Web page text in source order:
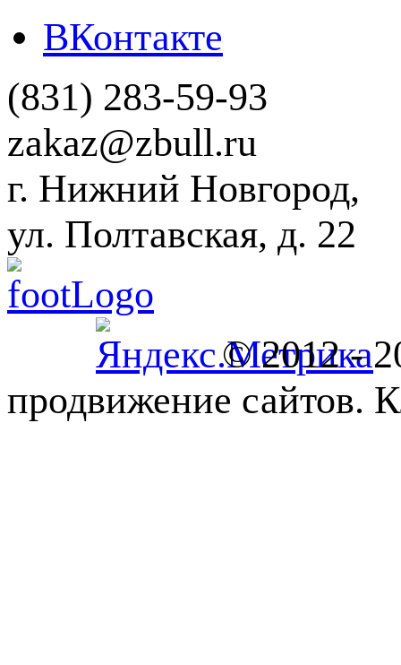
ВКонтакте
(831) 283-59-93
zakaz@zbull.ru
г. Нижний Новгород,
ул. Полтавская, д. 22
© 2012 -
продвижение сайтов.